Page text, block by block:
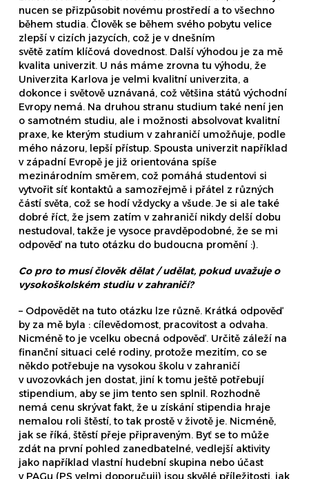
nucen se přizpůsobit novému prostředí a to všechno
během studia. Člověk se během svého pobytu velice
zlepší v cizích jazycích, což je v dnešním
světě zatím klíčová dovednost. Další výhodou je za mě
kvalita univerzit. U nás máme zrovna tu výhodu, že
Univerzita Karlova je velmi kvalitní univerzita, a
dokonce i světově uznávaná, což většina států východní
Evropy nemá. Na druhou stranu studium také není jen
o samotném studiu, ale i možnosti absolvovat kvalitní
praxe, ke kterým studium v zahraničí umožňuje, podle
mého názoru, lepší přístup. Spousta univerzit například
v západní Evropě je již orientována spíše
mezinárodním směrem, což pomáhá studentovi si
vytvořit síť kontaktů a samozřejmě i přátel z různých
částí světa, což se hodí vždycky a všude. Je si ale také
dobré říct, že jsem zatím v zahraničí nikdy delší dobu
nestudoval, takže je vysoce pravděpodobné, že se mi
odpověď na tuto otázku do budoucna promění :).
Co pro to musí člověk dělat / udělat, pokud uvažuje o
vysokoškolském studiu v zahraničí?
– Odpovědět na tuto otázku lze různě. Krátká odpověď
by za mě byla : cílevědomost, pracovitost a odvaha.
Nicméně to je vcelku obecná odpověď. Určitě záleží na
finanční situaci celé rodiny, protože mezitím, co se
někdo potřebuje na vysokou školu v zahraničí
v uvozovkách jen dostat, jiní k tomu ještě potřebují
stipendium, aby se jim tento sen splnil. Rozhodně
nemá cenu skrývat fakt, že u získání stipendia hraje
nemalou roli štěstí, to tak prostě v životě je. Nicméně,
jak se říká, štěstí přeje připraveným. Byť se to může
zdát na první pohled zanedbatelné, vedlejší aktivity
jako například vlastní hudební skupina nebo účast
v PAGu (PS velmi doporučuji) jsou skvělé příležitosti, jak